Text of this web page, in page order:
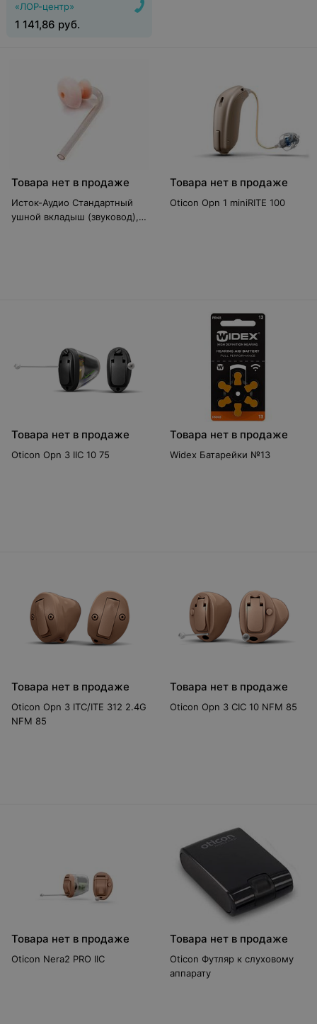
«ЛОР-центр»
1 141,86 руб.
Товара нет в продаже
Исток-Аудио Стандартный
ушной вкладыш (звуковод),
Товара нет в продаже
Oticon Opn 1 miniRITE 100
Товара нет в продаже
Oticon Opn 3 IIC 10 75
Товара нет в продаже
Widex Батарейки №13
Товара нет в продаже
Oticon Opn 3 ITC/ITE 312 2.4G
NFM 85
Товара нет в продаже
Oticon Opn 3 CIC 10 NFM 85
Товара нет в продаже
Oticon Nera2 PRO IIC
Товара нет в продаже
Oticon Футляр к слуховому
аппарату